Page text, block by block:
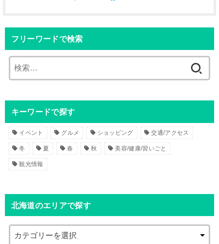
フリーワードで検索
索
キーワードで探す
イベント グルメ ショッピング 交通/アクセス
冬 夏 春 秋 美容/健康/習いごと
観光情報
北海道のエリアで探す